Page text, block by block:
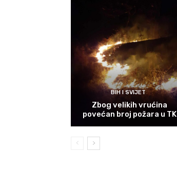
BIH I SVIJET
Zbog velikih vrućina
povećan broj požara u TK